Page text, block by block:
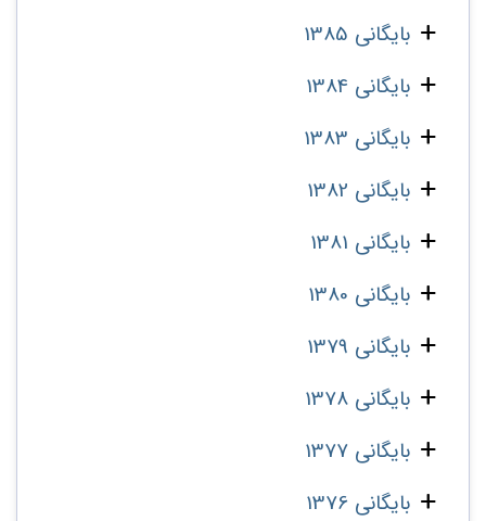
بایگانی 1385
بایگانی 1384
بایگانی 1383
بایگانی 1382
بایگانی 1381
بایگانی 1380
بایگانی 1379
بایگانی 1378
بایگانی 1377
بایگانی 1376